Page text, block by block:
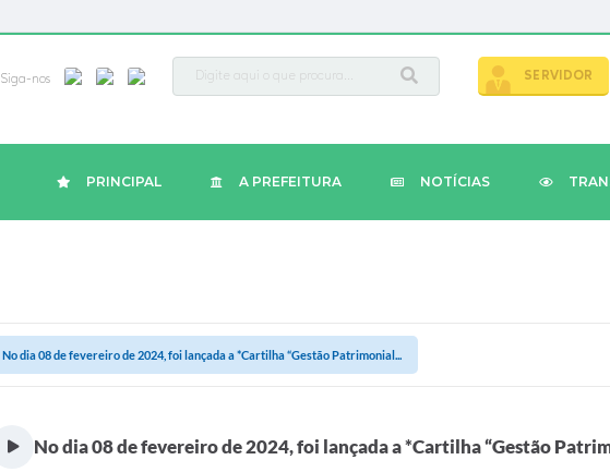
Siga-nos SERVIDOR
PRINCIPAL A PREFEITURA NOTÍCIAS
No dia 08 de fevereiro de 2024, foi lançada a *Cartilha “Gestão Patrimonial...
No dia 08 de fevereiro de 2024, foi lançada a *Cartilha “Gestão